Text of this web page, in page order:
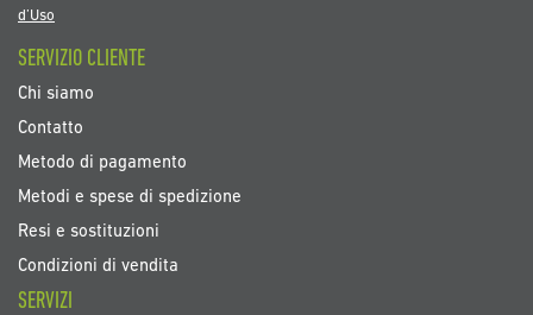
Newsletter:
d’Uso
SERVIZIO CLIENTE
Chi siamo
Contatto
Metodo di pagamento
Metodi e spese di spedizione
Resi e sostituzioni
Condizioni di vendita
SERVIZI